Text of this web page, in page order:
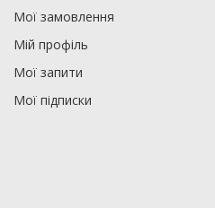
Мої замовлення
Мій профіль
Мої запити
Мої підписки